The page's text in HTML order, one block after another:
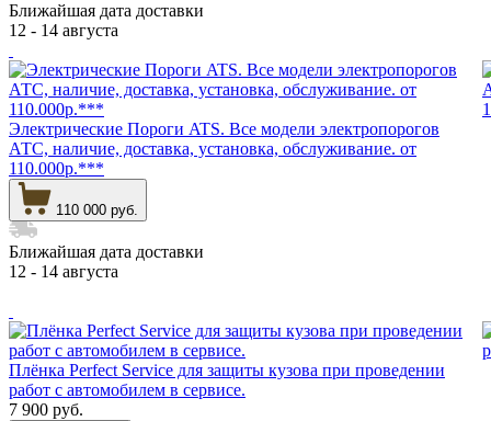
Ближайшая дата доставки
12 - 14 августа
Электрические Пороги ATS. Все модели электропорогов
АТС, наличие, доставка, установка, обслуживание. от
110.000р.***
110 000 руб.
Ближайшая дата доставки
12 - 14 августа
Плёнка Perfect Service для защиты кузова при проведении
работ с автомобилем в сервисе.
7 900 руб.